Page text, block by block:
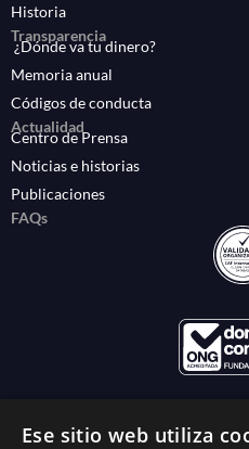
Historia
Transparencia
¿Dónde va tu dinero?
Memoria anual
Códigos de conducta
Actualidad
Centro de Prensa
Noticias e historias
Publicaciones
FAQs
Ese sitio web utiliza